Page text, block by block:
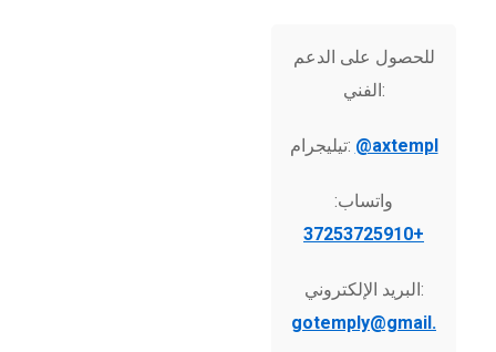
للحصول على الدعم
الفني:
تيليجرام: @axtempl
واتساب:
+37253725910
البريد الإلكتروني:
gotemply@gmail.